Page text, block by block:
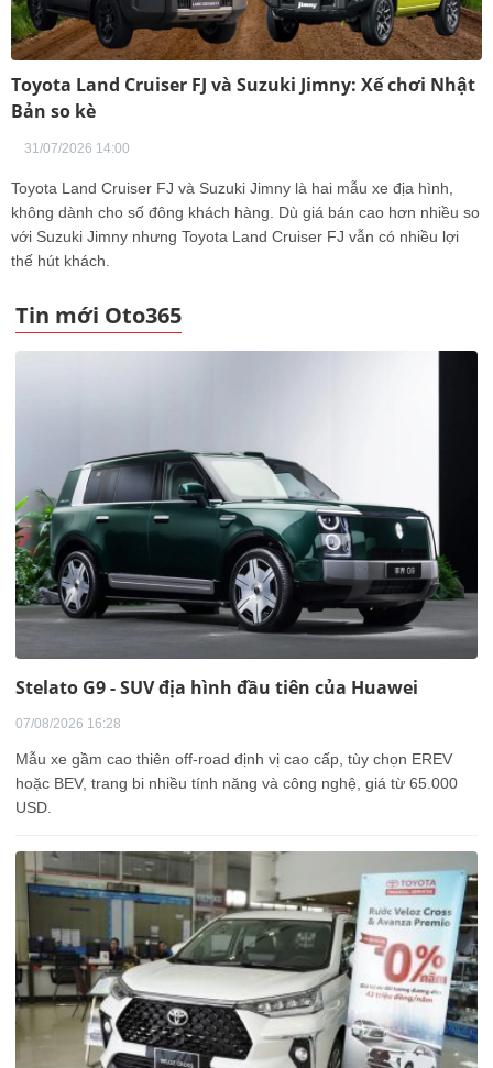
Toyota Land Cruiser FJ và Suzuki Jimny: Xế chơi Nhật
Bản so kè
31/07/2026 14:00
Toyota Land Cruiser FJ và Suzuki Jimny là hai mẫu xe địa hình,
không dành cho số đông khách hàng. Dù giá bán cao hơn nhiều so
với Suzuki Jimny nhưng Toyota Land Cruiser FJ vẫn có nhiều lợi
thế hút khách.
Tin mới Oto365
Stelato G9 - SUV địa hình đầu tiên của Huawei
07/08/2026 16:28
Mẫu xe gầm cao thiên off-road định vị cao cấp, tùy chọn EREV
hoặc BEV, trang bi nhiều tính năng và công nghệ, giá từ 65.000
USD.